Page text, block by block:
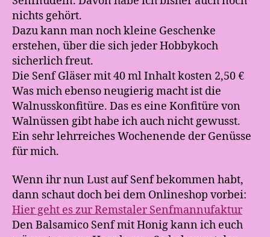
nichts gehört.
Dazu kann man noch kleine Geschenke
erstehen, über die sich jeder Hobbykoch
sicherlich freut.
Die Senf Gläser mit 40 ml Inhalt kosten 2,50 €
Was mich ebenso neugierig macht ist die
Walnusskonfitüre. Das es eine Konfitüre von
Walnüssen gibt habe ich auch nicht gewusst.
Ein sehr lehrreiches Wochenende der Genüsse
für mich.
Wenn ihr nun Lust auf Senf bekommen habt,
dann schaut doch bei dem Onlineshop vorbei:
Hier geht es zur Remstaler Senfmannufaktur
Den Balsamico Senf mit Honig kann ich euch